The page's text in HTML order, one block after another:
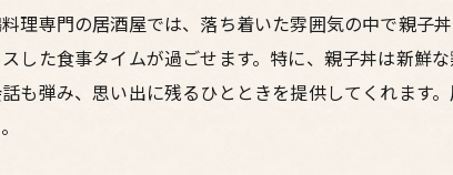
落ち着い
地元民に
理専門の居酒屋では、落ち着いた雰囲気の中で親子
した食事タイムが過ごせます。特に、親子丼は新鮮
も弾み、思い出に残るひとときを提供してくれます